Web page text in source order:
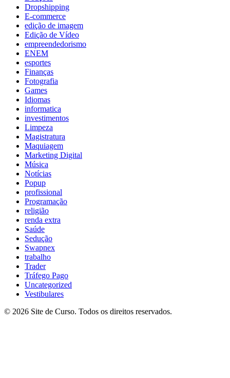
Dropshipping
E-commerce
edição de imagem
Edição de Vídeo
empreendedorismo
ENEM
esportes
Finanças
Fotografia
Games
Idiomas
informatica
investimentos
Limpeza
Magistratura
Maquiagem
Marketing Digital
Música
Notícias
Popup
profissional
Programação
religião
renda extra
Saúde
Sedução
Swapnex
trabalho
Trader
Tráfego Pago
Uncategorized
Vestibulares
© 2026 Site de Curso. Todos os direitos reservados.